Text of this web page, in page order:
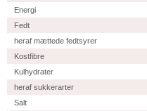
Energi
Fedt
heraf mættede fedtsyrer
Kostfibre
Kulhydrater
heraf sukkerarter
Salt